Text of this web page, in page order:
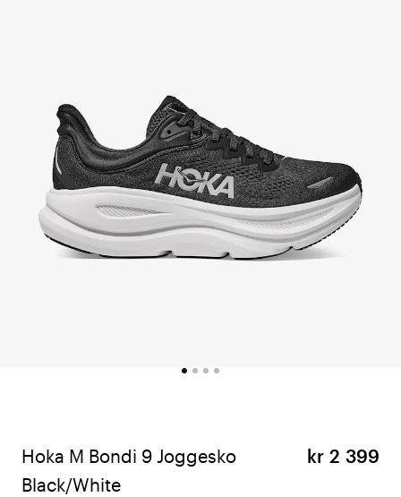
Hoka M Bondi 9 Joggesko
Black/White
kr 2 399